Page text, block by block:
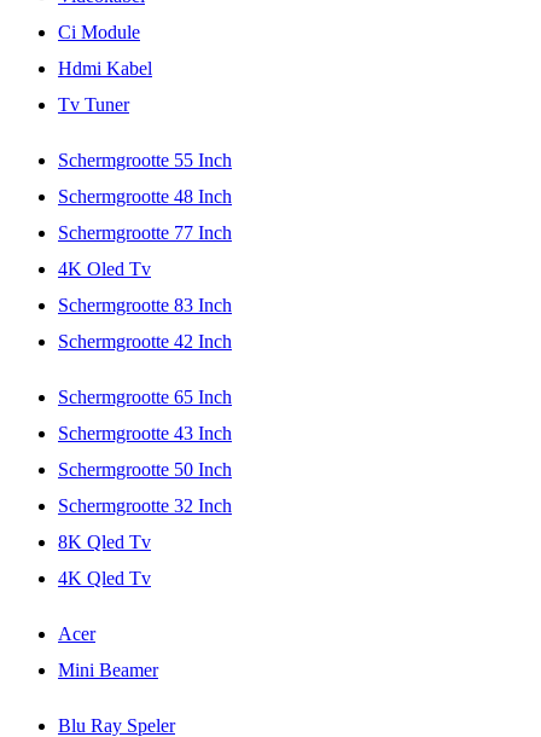
Ci Module
Hdmi Kabel
Tv Tuner
Schermgrootte 55 Inch
Schermgrootte 48 Inch
Schermgrootte 77 Inch
4K Oled Tv
Schermgrootte 83 Inch
Schermgrootte 42 Inch
Schermgrootte 65 Inch
Schermgrootte 43 Inch
Schermgrootte 50 Inch
Schermgrootte 32 Inch
8K Qled Tv
4K Qled Tv
Acer
Mini Beamer
Blu Ray Speler